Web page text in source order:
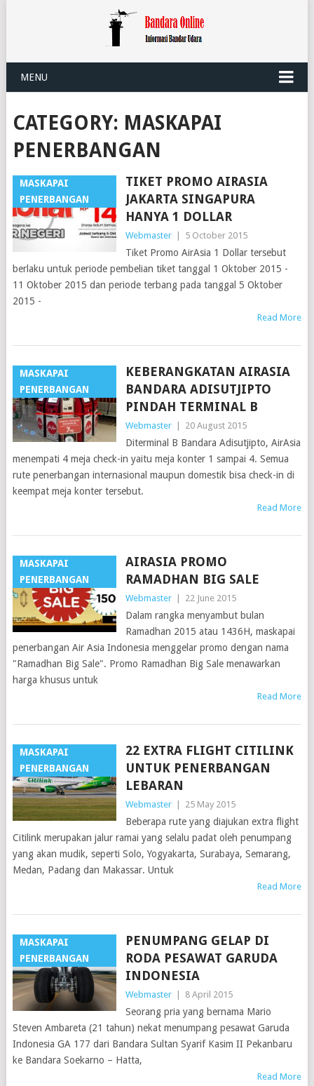
MENU
CATEGORY: MASKAPAI
PENERBANGAN
MASKAPAI
PENERBANGAN
TIKET PROMO AIRASIA
JAKARTA SINGAPURA
HANYA 1 DOLLAR
Webmaster 5 October 2015
Tiket Promo AirAsia 1 Dollar tersebut
berlaku untuk periode pembelian tiket tanggal 1 Oktober 2015 -
11 Oktober 2015 dan periode terbang pada tanggal 5 Oktober
2015 -
Read More
MASKAPAI
PENERBANGAN
KEBERANGKATAN AIRASIA
BANDARA ADISUTJIPTO
PINDAH TERMINAL B
Webmaster 20 August 2015
Diterminal B Bandara Adisutjipto, AirAsia
menempati 4 meja check-in yaitu meja konter 1 sampai 4. Semua
rute penerbangan internasional maupun domestik bisa check-in di
keempat meja konter tersebut.
Read More
MASKAPAI
PENERBANGAN
AIRASIA PROMO
RAMADHAN BIG SALE
Webmaster 22 June 2015
Dalam rangka menyambut bulan
Ramadhan 2015 atau 1436H, maskapai
penerbangan Air Asia Indonesia menggelar promo dengan nama
"Ramadhan Big Sale". Promo Ramadhan Big Sale menawarkan
harga khusus untuk
Read More
MASKAPAI
PENERBANGAN
22 EXTRA FLIGHT CITILINK
UNTUK PENERBANGAN
LEBARAN
Webmaster 25 May 2015
Beberapa rute yang diajukan extra flight
Citilink merupakan jalur ramai yang selalu padat oleh penumpang
yang akan mudik, seperti Solo, Yogyakarta, Surabaya, Semarang,
Medan, Padang dan Makassar. Untuk
Read More
MASKAPAI
PENERBANGAN
PENUMPANG GELAP DI
RODA PESAWAT GARUDA
INDONESIA
Webmaster 8 April 2015
Seorang pria yang bernama Mario
Steven Ambareta (21 tahun) nekat menumpang pesawat Garuda
Indonesia GA 177 dari Bandara Sultan Syarif Kasim II Pekanbaru
ke Bandara Soekarno – Hatta,
Read More